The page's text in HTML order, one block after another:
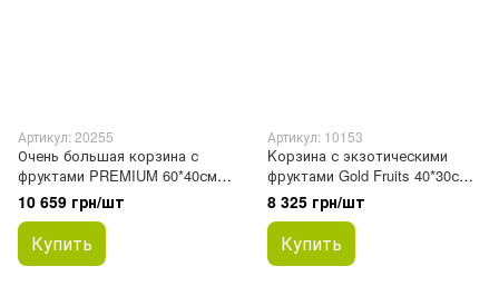
Артикул: 20255
Очень большая корзина с
фруктами PREMIUM 60*40см
1шт
10 659 грн/шт
Купить
Артикул: 10153
Kорзина с экзотическими
фруктами Gold Fruits 40*30см
1шт
8 325 грн/шт
Купить